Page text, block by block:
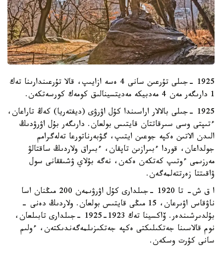
1925 -جىلى تۇرعىن سانى 4 ەسە ازايىپ، قالا تۇرعىندارىنا تەك
1 دارىگەر مەن 4 مەدبيكە مەديتسينالىق كومەك كورسەتكەن.
1925 -جىلى بالالار اراسىندا كۇل اۋرۋى (ديفتەريا) كەڭ تاراعان،
ءتىپتى وسى سىرقاتتان قايتىس بولعان. دارىگەر بۇل اۋرۋدىڭ
الىدن الاتىن ەكپە جوعىن ايتىپ، گۋبەرناتورعا تەلەگرامم
جولداعان، قوردا ءبىرازىن تاپقان، ءبىراق ولاردىڭ ساقتالۋ
مەرزىمى ءوتىپ كەتكەن ەكەن، نەگە بۇلاي ۋشىققانى سول
ۋاقىتتا زەرتتەلمەگەن.
ا ق ش- تا 1920 -جىلدارى كۇل اۋرۋىمەن 200 مىڭنان اسا
ناۋقاس اۋىرعان، 15 مىڭى قايتىس بولعان. ولاردىڭ دەنى -
بۇلدىرشىندەر. ۆاكسينا تەك 1923-1925 -جىلدارى تابىلعان،
نوم قالاسىنا جەتكىلىكتى ەكپە جەتكىزىلمەگەندىكتەن، ءولىم
سانى كۇرت وسكەن.